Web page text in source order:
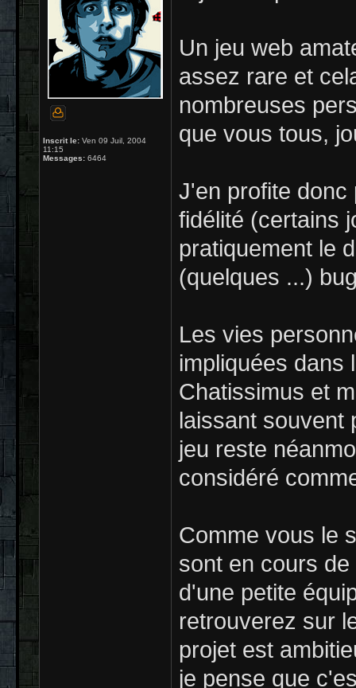
Inscrit le: Ven 09 Juil, 2004
11:15
Messages: 6464
Un jeu web
assez rare et
nombreuses
que vous tous,
J'en profite
fidélité (certains
pratiquement le
(quelques ...)
Les vies
impliquées dans
Chatissimus et
laissant souvent
jeu reste
considéré
Comme vous le
sont en cours
d'une petite
retrouverez sur
projet est
je pense que